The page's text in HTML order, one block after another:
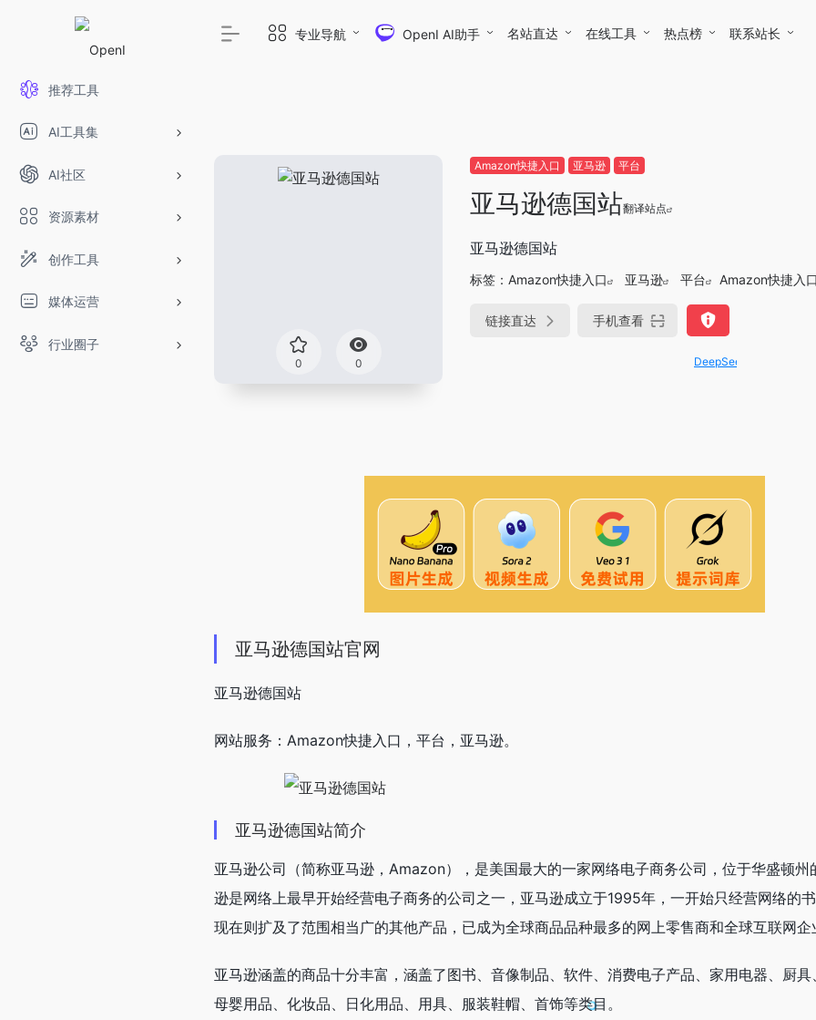
推荐工具
AI工具集
AI社区
资源素材
创作工具
媒体运营
行业圈子
专业导航 OpenI AI助手 名站直达 在线工具 热点榜 联系站长
0 0
Amazon快捷入口 亚马逊 平台
亚马逊德国站翻译站点
亚马逊德国站
标签： Amazon快捷入口 亚马逊 平台 Amazon快捷入口
链接直达 手机查看
DeepSeek-R1、V3满血版免费用！- 字
亚马逊德国站官网
亚马逊德国站
网站服务：Amazon快捷入口，平台，亚马逊。
亚马逊德国站简介
亚马逊公司（简称亚马逊，Amazon），是美国最大的一家网络电子商务公司，位于华盛顿州
逊是网络上最早开始经营电子商务的公司之一，亚马逊成立于1995年，一开始只经营网络的书
现在则扩及了范围相当广的其他产品，已成为全球商品品种最多的网上零售商和全球互联网企
亚马逊涵盖的商品十分丰富，涵盖了图书、音像制品、软件、消费电子产品、家用电器、厨具
母婴用品、化妆品、日化用品、用具、服装鞋帽、首饰等类目。